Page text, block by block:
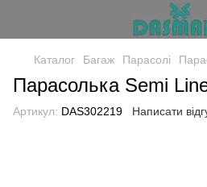
Каталог Багаж Парасолі
Парасолька Semi
Артикул: DAS302219 Написати